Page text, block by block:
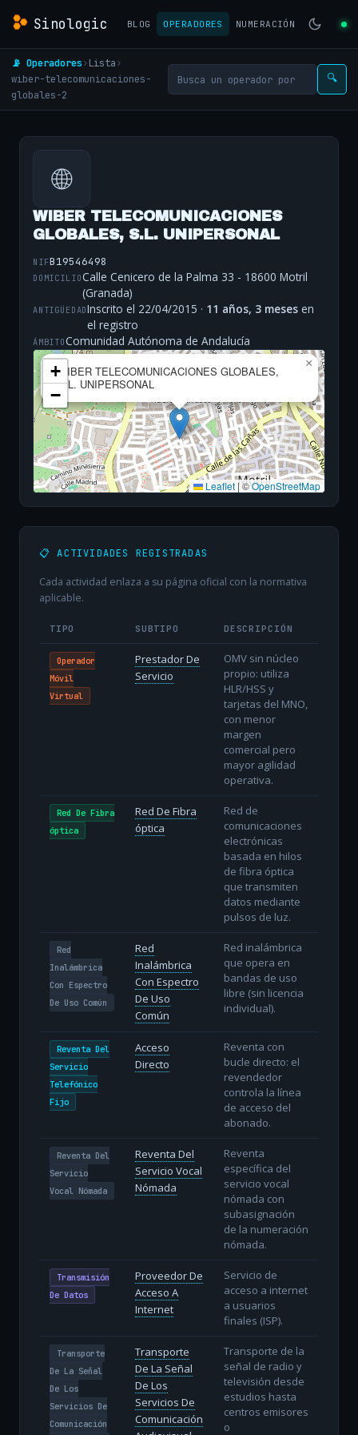
Sinologic BLOG OPERADORES NUMERACIÓN
📡 Operadores› Lista›
wiber-telecomunicaciones-
globales-2
🔍
🌐
WIBER TELECOMUNICACIONES
GLOBALES, S.L. UNIPERSONAL
NIFB19546498
DOMICILIOCalle Cenicero de la Palma 33 - 18600 Motril
(Granada)
ANTIGÜEDADInscrito el 22/04/2015 · 11 años, 3 meses en
el registro
ÁMBITOComunidad Autónoma de Andalucía
WIBER TELECOMUNICACIONES GLOBALES,
S.L. UNIPERSONAL
×
+
−
Leaflet |©OpenStreetMap
📋 ACTIVIDADES REGISTRADAS
Cada actividad enlaza a su página oficial con la normativa
aplicable.
TIPO SUBTIPO DESCRIPCIÓN
Operador
Móvil
Virtual
Prestador De
Servicio
OMV sin núcleo
propio: utiliza
HLR/HSS y
tarjetas del MNO,
con menor
margen
comercial pero
mayor agilidad
operativa.
Red De Fibra
óptica
Red De Fibra
óptica
Red de
comunicaciones
electrónicas
basada en hilos
de fibra óptica
que transmiten
datos mediante
pulsos de luz.
Red
Inalámbrica
Con Espectro
De Uso Común
Red
Inalámbrica
Con Espectro
De Uso
Común
Red inalámbrica
que opera en
bandas de uso
libre (sin licencia
individual).
Reventa Del
Servicio
Telefónico
Fijo
Acceso
Directo
Reventa con
bucle directo: el
revendedor
controla la línea
de acceso del
abonado.
Reventa Del
Servicio
Vocal Nómada
Reventa Del
Servicio Vocal
Nómada
Reventa
específica del
servicio vocal
nómada con
subasignación
de la numeración
nómada.
Transmisión
De Datos
Proveedor De
Acceso A
Internet
Servicio de
acceso a internet
a usuarios
finales (ISP).
Transporte
De La Señal
De Los
Servicios De
Comunicación
Transporte
De La Señal
De Los
Servicios De
Comunicación
Transporte de la
señal de radio y
televisión desde
estudios hasta
centros emisores
o